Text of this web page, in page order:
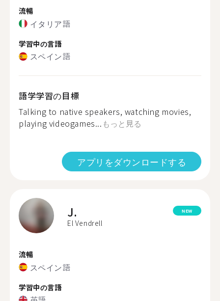
流暢
イタリア語
学習中の言語
スペイン語
語学学習の目標
Talking to native speakers, watching movies,
playing videogames... もっと見る
アプリをダウンロードする
J.
El Vendrell
NEW
流暢
スペイン語
学習中の言語